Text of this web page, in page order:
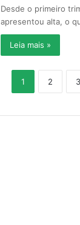
Desde o primeiro
apresentou alta, o
Leia mais »
1 2 3